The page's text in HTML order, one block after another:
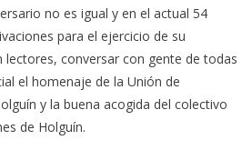
no es igual y en el actual 54
para el ejercicio de su
lectores, conversar con gente de todas
el homenaje de la Unión de
y la buena acogida del colectivo
de Holguín.